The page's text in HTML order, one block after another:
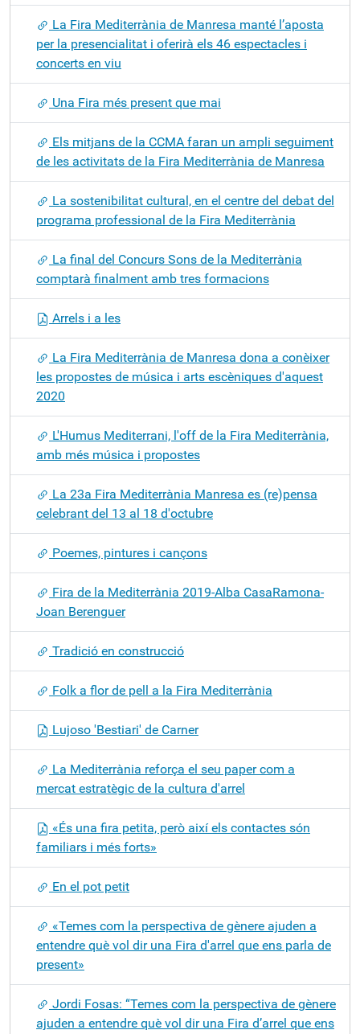
La Fira Mediterrània de Manresa manté l’aposta
per la presencialitat i oferirà els 46 espectacles i
concerts en viu
Una Fira més present que mai
Els mitjans de la CCMA faran un ampli seguiment
de les activitats de la Fira Mediterrània de Manresa
La sostenibilitat cultural, en el centre del debat del
programa professional de la Fira Mediterrània
La final del Concurs Sons de la Mediterrània
comptarà finalment amb tres formacions
Arrels i a les
La Fira Mediterrània de Manresa dona a conèixer
les propostes de música i arts escèniques d'aquest
2020
L'Humus Mediterrani, l'off de la Fira Mediterrània,
amb més música i propostes
La 23a Fira Mediterrània Manresa es (re)pensa
celebrant del 13 al 18 d'octubre
Poemes, pintures i cançons
Fira de la Mediterrània 2019-Alba CasaRamona-
Joan Berenguer
Tradició en construcció
Folk a flor de pell a la Fira Mediterrània
Lujoso 'Bestiari' de Carner
La Mediterrània reforça el seu paper com a
mercat estratègic de la cultura d'arrel
«És una fira petita, però així els contactes són
familiars i més forts»
En el pot petit
«Temes com la perspectiva de gènere ajuden a
entendre què vol dir una Fira d'arrel que ens parla de
present»
Jordi Fosas: “Temes com la perspectiva de gènere
ajuden a entendre què vol dir una Fira d’arrel que ens